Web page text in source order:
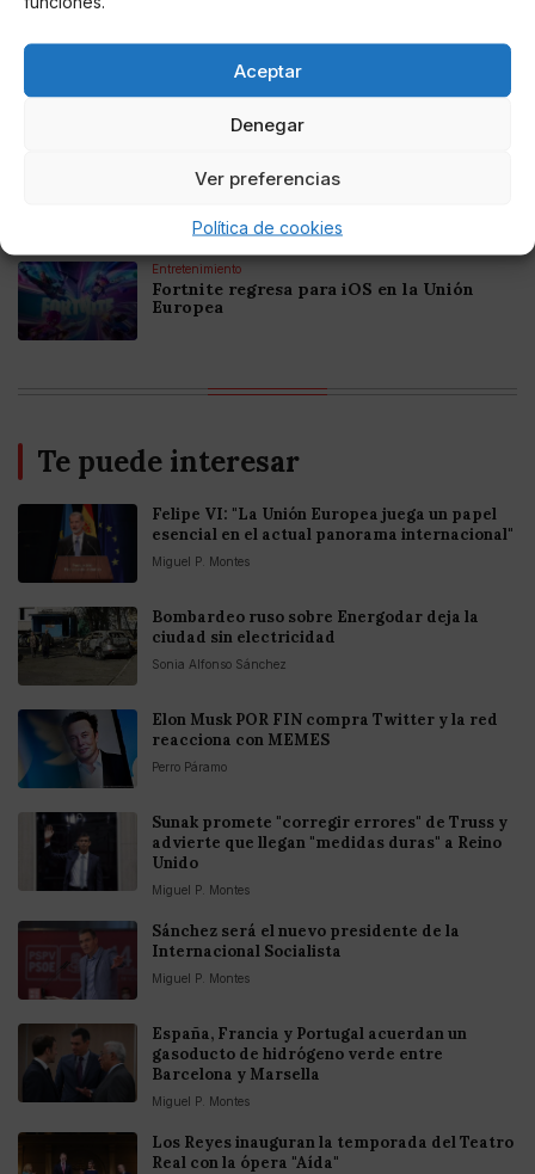
Aceptar
Denegar
Ver preferencias
Política de cookies
Mejores Casinos Online con Bitcoin y
Criptomonedas en Argentina 2025
Mejores casinos online con
Entretenimiento
Fortnite regresa para iOS en la Unión
Europea
Te puede interesar
Felipe VI: "La Unión Europea juega un papel
esencial en el actual panorama internacional"
Miguel P. Montes
Bombardeo ruso sobre Energodar deja la
ciudad sin electricidad
Sonia Alfonso Sánchez
Elon Musk POR FIN compra Twitter y la red
reacciona con MEMES
Perro Páramo
Sunak promete "corregir errores" de Truss y
advierte que llegan "medidas duras" a Reino
Unido
Miguel P. Montes
Sánchez será el nuevo presidente de la
Internacional Socialista
Miguel P. Montes
España, Francia y Portugal acuerdan un
gasoducto de hidrógeno verde entre
Barcelona y Marsella
Miguel P. Montes
Los Reyes inauguran la temporada del Teatro
Real con la ópera "Aída"